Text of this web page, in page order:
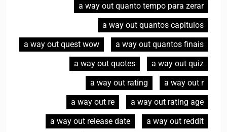
a way out quanto tempo para zerar
a way out quantos capitulos
a way out quantos finais
a way out quest wow
a way out quiz
a way out quotes
a way out r
a way out rating
a way out rating age
a way out re
a way out reddit
a way out release date